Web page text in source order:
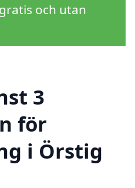
och utan
3
för
i Örstig